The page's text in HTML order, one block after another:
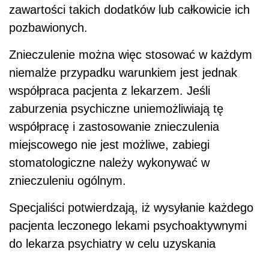
zawartości takich dodatków lub całkowicie ich
pozbawionych.
Znieczulenie można więc stosować w każdym
niemalże przypadku warunkiem jest jednak
współpraca pacjenta z lekarzem. Jeśli
zaburzenia psychiczne uniemożliwiają tę
współpracę i zastosowanie znieczulenia
miejscowego nie jest możliwe, zabiegi
stomatologiczne należy wykonywać w
znieczuleniu ogólnym.
Specjaliści potwierdzają, iż wysyłanie każdego
pacjenta leczonego lekami psychoaktywnymi
do lekarza psychiatry w celu uzyskania